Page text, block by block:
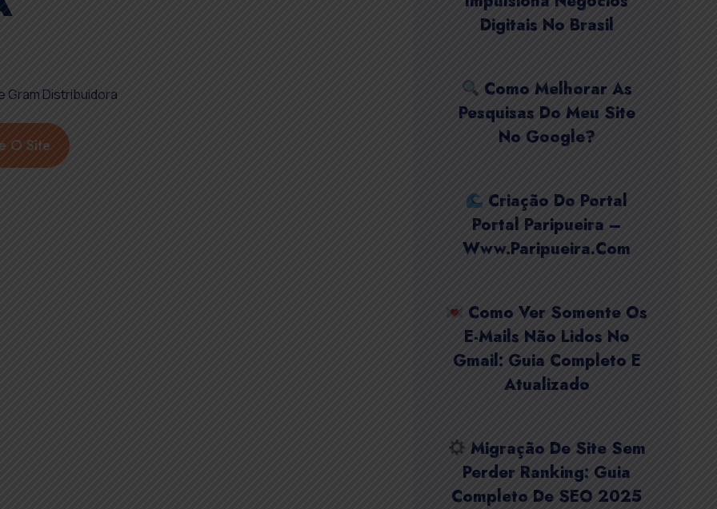
O Site
Digitais No Brasil
Como Melhorar As
Pesquisas Do Meu Site
No Google?
Criação Do Portal
Portal Paripueira –
Www.paripueira.com
Como Ver Somente Os
E-Mails Não Lidos No
Gmail: Guia Completo E
Atualizado
Migração De Site Sem
Perder Ranking: Guia
Completo De SEO 2025